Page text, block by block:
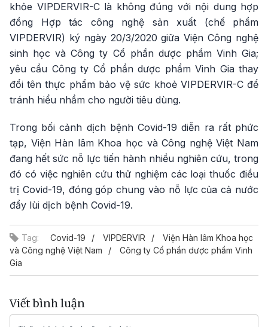
khỏe VIPDERVIR-C là không đúng với nội dung hợp
đồng Hợp tác công nghệ sản xuất (chế phẩm
VIPDERVIR) ký ngày 20/3/2020 giữa Viện Công nghệ
sinh học và Công ty Cổ phần dược phẩm Vinh Gia;
yêu cầu Công ty Cổ phần dược phẩm Vinh Gia thay
đổi tên thực phẩm bảo vệ sức khoẻ VIPDERVIR-C để
tránh hiểu nhầm cho người tiêu dùng.
Trong bối cảnh dịch bệnh Covid-19 diễn ra rất phức
tạp, Viện Hàn lâm Khoa học và Công nghệ Việt Nam
đang hết sức nỗ lực tiến hành nhiều nghiên cứu, trong
đó có việc nghiên cứu thử nghiệm các loại thuốc điều
trị Covid-19, đóng góp chung vào nỗ lực của cả nước
đẩy lùi dịch bệnh Covid-19.
Tag: Covid-19 VIPDERVIR
Viện Hàn lâm Khoa học
và Công nghệ Việt Nam
Công ty Cổ phần dược phẩm Vinh
Gia
Viết bình luận